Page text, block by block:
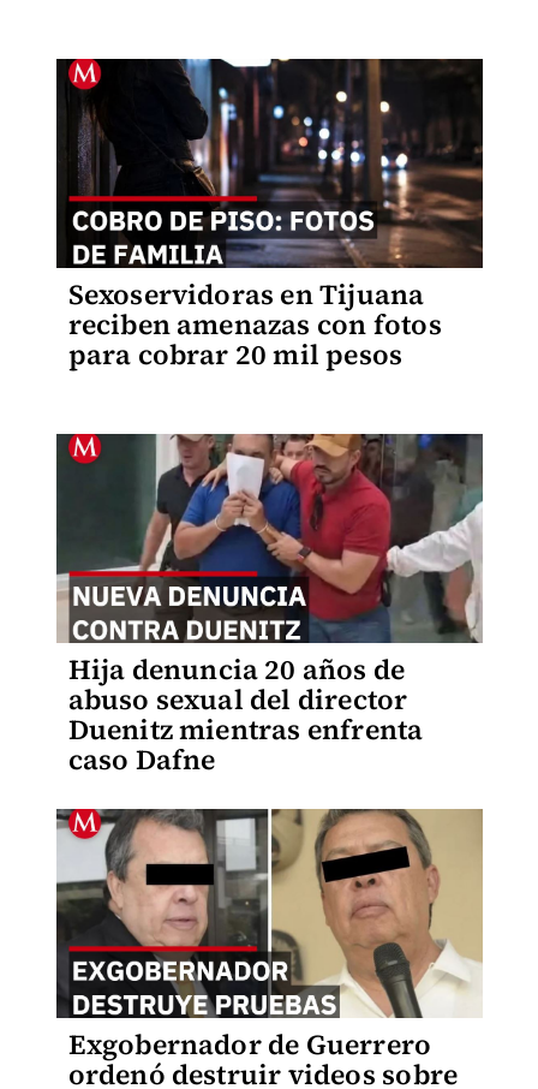
Sexoservidoras en Tijuana
reciben amenazas con fotos
para cobrar 20 mil pesos
Hija denuncia 20 años de
abuso sexual del director
Duenitz mientras enfrenta
caso Dafne
Exgobernador de Guerrero
ordenó destruir videos sobre